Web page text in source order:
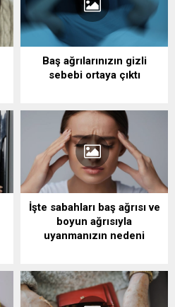
Baş ağrılarınızın gizli
sebebi ortaya çıktı
İşte sabahları baş ağrısı ve
boyun ağrısıyla
uyanmanızın nedeni